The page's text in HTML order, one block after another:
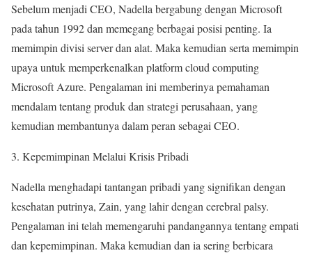
Sebelum menjadi CEO, Nadella bergabung dengan Microsoft
pada tahun 1992 dan memegang berbagai posisi penting. Ia
memimpin divisi server dan alat. Maka kemudian serta memimpin
upaya untuk memperkenalkan platform cloud computing
Microsoft Azure. Pengalaman ini memberinya pemahaman
mendalam tentang produk dan strategi perusahaan, yang
kemudian membantunya dalam peran sebagai CEO.
3. Kepemimpinan Melalui Krisis Pribadi
Nadella menghadapi tantangan pribadi yang signifikan dengan
kesehatan putrinya, Zain, yang lahir dengan cerebral palsy.
Pengalaman ini telah memengaruhi pandangannya tentang empati
dan kepemimpinan. Maka kemudian dan ia sering berbicara